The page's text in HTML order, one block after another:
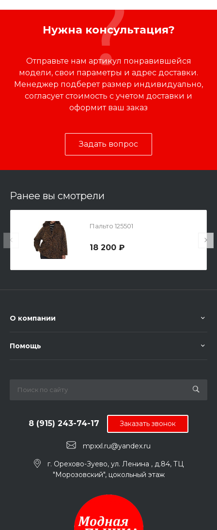
Нужна консультация?
Отправьте нам артикул понравившейся
модели, свои параметры и адрес доставки.
Менеджер подберет размер индивидуально,
согласует стоимость с учетом доставки и
оформит ваш заказ
Задать вопрос
Ранее вы смотрели
Пальто 125501
18 200 ₽
О компании
Помощь
mpxxl.ru@yandex.ru
8 (915) 243-74-17
г. Орехово-Зуево, ул. Ленина , д.84, ТЦ
"Морозовский", цокольный этаж
Заказать звонок